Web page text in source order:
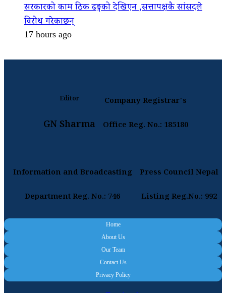
सरकारको काम ठिक ढङ्गको देखिएन ,सत्तापक्षकै सांसदले
विरोध गरेकाछन्
17 hours ago
Editor
GN Sharma
Company Registrar's
Office Reg. No.: 185180
Information and Broadcasting
Department Reg. No.: 746
Press Council Nepal
Listing Reg.No.: 992
Home
About Us
Our Team
Contact Us
Privacy Policy